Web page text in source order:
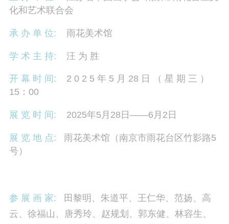
化和艺术联合会
承 办 单 位: 雨花美术馆
学 术 主 持: 汪 为 胜
开 幕 时 间:
2 0 2 5 年 5 月 28 日 （ 星 期 三 ）
15：00
展 览 时 间: 2025年5月28日——6月2日
展 览 地 点:
雨花美术馆（南京市雨花台区竹影路5
号）
参 展 画 家:
田黎明、朱道平、王仁华、范扬、高
云、徐福山、唐秀玲、赵规划、郭东健、林容生、